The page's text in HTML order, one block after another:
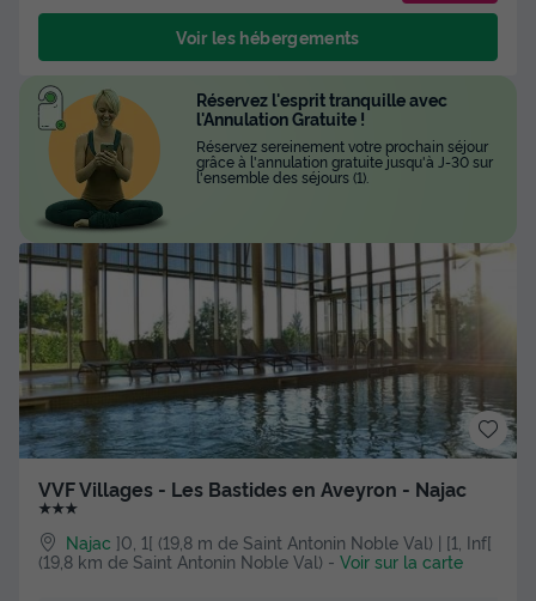
Voir les hébergements
VVF Villages - Les Bastides en Aveyron - Najac
★★★
Najac ]0, 1[ (19,8 m de Saint Antonin Noble Val) | [1, Inf[
(19,8 km de Saint Antonin Noble Val) - Voir sur la carte
Réservez l'esprit tranquille avec
l'Annulation Gratuite !
Réservez sereinement votre prochain séjour
grâce à l'annulation gratuite jusqu'à J-30 sur
l'ensemble des séjours (1).